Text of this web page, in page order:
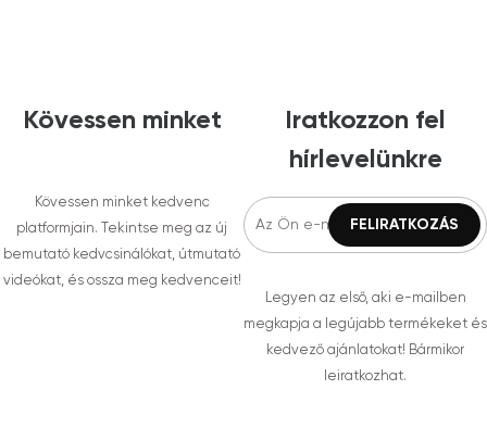
Kövessen minket
Kövessen minket kedvenc
platformjain. Tekintse meg az új
bemutató kedvcsinálókat, útmutató
videókat, és ossza meg kedvenceit!
Iratkozzon fel
hírlevelünkre
Legyen az első, aki e-mailben
megkapja a legújabb termékeket és
kedvező ajánlatokat! Bármikor
leiratkozhat.